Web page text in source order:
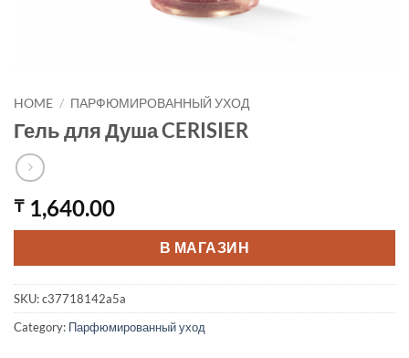
HOME / ПАРФЮМИРОВАННЫЙ УХОД
Гель для Душа CERISIER
₸ 1,640.00
В МАГАЗИН
SKU:c37718142a5a
Category: Парфюмированный уход